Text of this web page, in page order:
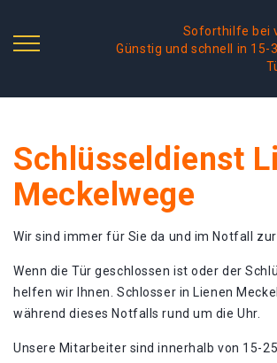
Soforthilfe bei
Günstig und schnell in 15-
Schlüsseldienst
Meckelwege
Wir sind immer für Sie da und im Notfall
Wenn die Tür geschlossen ist oder der
helfen wir Ihnen. Schlosser in Lienen
während dieses Notfalls rund um die Uhr.
Unsere Mitarbeiter sind innerhalb von 15-